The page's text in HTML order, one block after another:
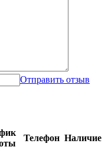
Отправить отзыв
Телефон Наличие